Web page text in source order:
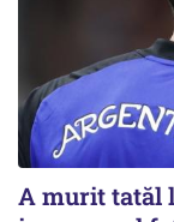
A murit tatăl